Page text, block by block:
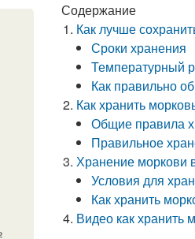
Содержание
Как лучше
Сроки хранения
Температурный
Как правильно
Как хранить
Общие правила
Правильное
Хранение моркови
Условия для
Как хранить
Видео как хранить